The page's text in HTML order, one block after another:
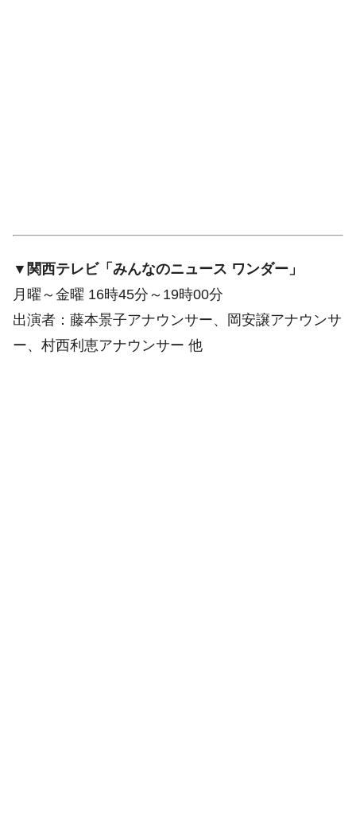
▼関西テレビ「みんなのニュース ワンダー」
月曜～金曜 16時45分～19時00分
出演者：藤本景子アナウンサー、岡安譲アナウンサ
ー、村西利恵アナウンサー 他